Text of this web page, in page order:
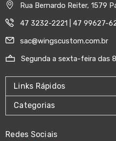
Rua Bernardo Reiter, 1579
47 3232-2221 | 47 99627-
sac@wingscustom.com.br
Segunda a sexta-feira das
Links Rápidos
Categorias
Redes Sociais